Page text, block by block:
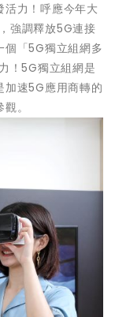
活力！呼應今年大
調釋放5G連接
個「5G獨立組網多
！5G獨立組網是
加速5G應用商轉的
。